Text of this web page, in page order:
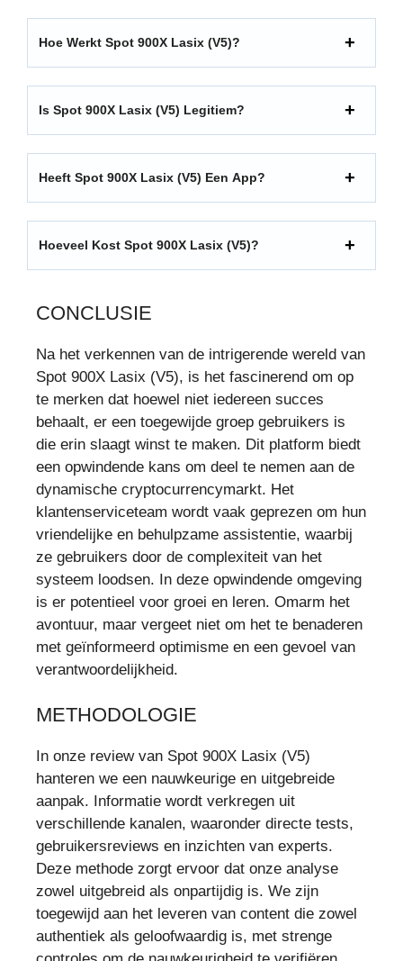
Hoe Werkt Spot 900X Lasix (V5)?
Is Spot 900X Lasix (V5) Legitiem?
Heeft Spot 900X Lasix (V5) Een App?
Hoeveel Kost Spot 900X Lasix (V5)?
CONCLUSIE
Na het verkennen van de intrigerende wereld van
Spot 900X Lasix (V5), is het fascinerend om op
te merken dat hoewel niet iedereen succes
behaalt, er een toegewijde groep gebruikers is
die erin slaagt winst te maken. Dit platform biedt
een opwindende kans om deel te nemen aan de
dynamische cryptocurrencymarkt. Het
klantenserviceteam wordt vaak geprezen om hun
vriendelijke en behulpzame assistentie, waarbij
ze gebruikers door de complexiteit van het
systeem loodsen. In deze opwindende omgeving
is er potentieel voor groei en leren. Omarm het
avontuur, maar vergeet niet om het te benaderen
met geïnformeerd optimisme en een gevoel van
verantwoordelijkheid.
METHODOLOGIE
In onze review van Spot 900X Lasix (V5)
hanteren we een nauwkeurige en uitgebreide
aanpak. Informatie wordt verkregen uit
verschillende kanalen, waaronder directe tests,
gebruikersreviews en inzichten van experts.
Deze methode zorgt ervoor dat onze analyse
zowel uitgebreid als onpartijdig is. We zijn
toegewijd aan het leveren van content die zowel
authentiek als geloofwaardig is, met strenge